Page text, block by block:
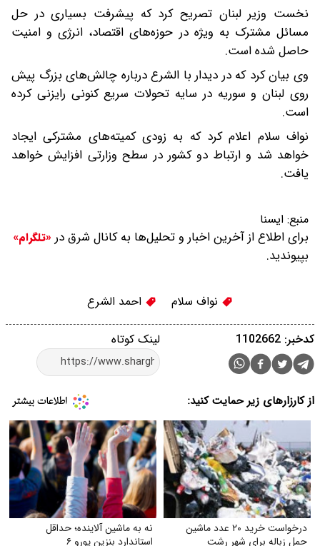
نخست وزیر لبنان تصریح کرد که پیشرفت بسیاری در حل
مسائل مشترک به ویژه در حوزه‌های اقتصاد، انرژی و امنیت
حاصل شده است.
وی بیان کرد که در دیدار با الشرع درباره چالش‌های بزرگ پیش
روی لبنان و سوریه در سایه تحولات سریع کنونی رایزنی کرده
است.
نواف سلام اعلام کرد که به زودی کمیته‌های مشترکی ایجاد
خواهد شد و ارتباط دو کشور در سطح وزارتی افزایش خواهد
یافت.
منبع: ایسنا
برای اطلاع از آخرین اخبار و تحلیل‌ها به کانال شرق در «تلگرام»
بپیوندید.
نواف سلام احمد الشرع
لینک کوتاه کدخبر: 1102662
از کارزارهای زیر حمایت کنید:
درخواست خرید ۲۰ عدد ماشین
حمل زباله برای شهر رشت
نه به ماشین آلاینده؛ حداقل
استاندارد بنزین یورو ۶